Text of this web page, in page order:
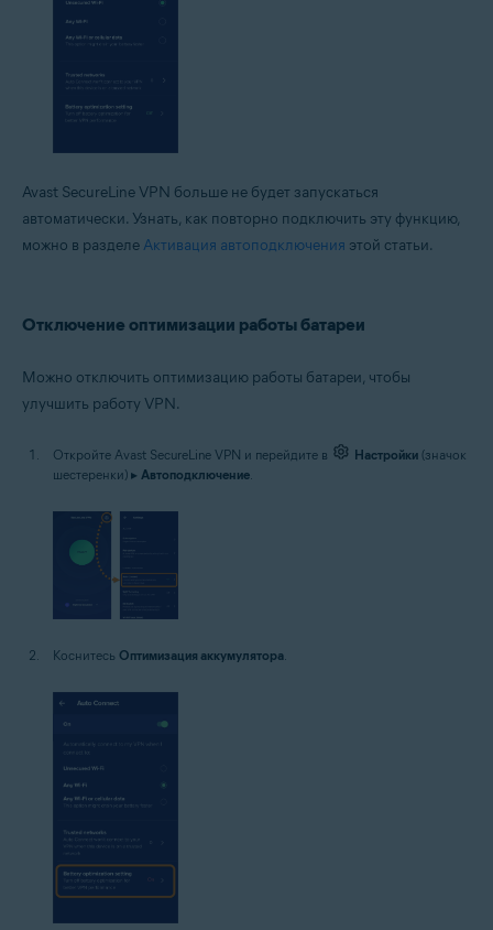
Avast SecureLine VPN больше не будет запускаться
автоматически. Узнать, как повторно подключить эту функцию,
можно в разделе Активация автоподключения этой статьи.
Отключение оптимизации работы батареи
Можно отключить оптимизацию работы батареи, чтобы
улучшить работу VPN.
Откройте Avast SecureLine VPN и перейдите в Настройки (значок
шестеренки) ▸ Автоподключение
Коснитесь Оптимизация аккумулятора